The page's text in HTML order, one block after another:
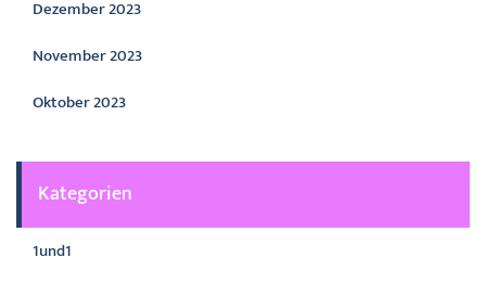
Dezember 2023
November 2023
Oktober 2023
Kategorien
1und1